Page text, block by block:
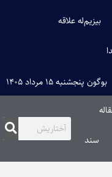
بیزیم‌له علاقه
بوگون پنجشنبه ۱۵ مرداد ۱۴۰۵
سند